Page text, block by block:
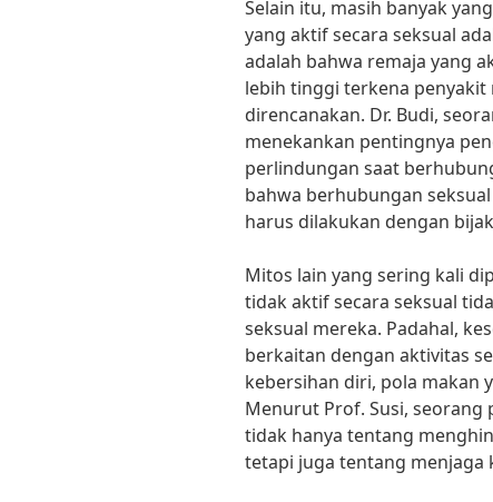
Selain itu, masih banyak
yang aktif secara seksual
adalah bahwa remaja yang
lebih tinggi terkena
direncanakan. Dr. Budi,
menekankan pentingnya
perlindungan saat
bahwa berhubungan
harus dilakukan dengan
Mitos lain yang sering kali
tidak aktif secara seksual
seksual mereka. Padahal,
berkaitan dengan aktivitas
kebersihan diri, pola makan
Menurut Prof. Susi, seorang
tidak hanya tentang
tetapi juga tentang menjaga